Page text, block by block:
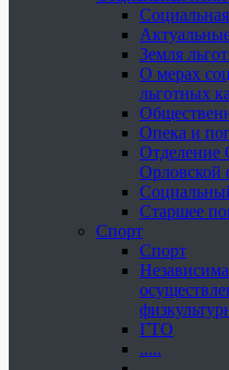
Земля
О мерах
льготных
Опека и
Отделение
Орловской
Старшее
Спорт
Спорт
ГТО
.....